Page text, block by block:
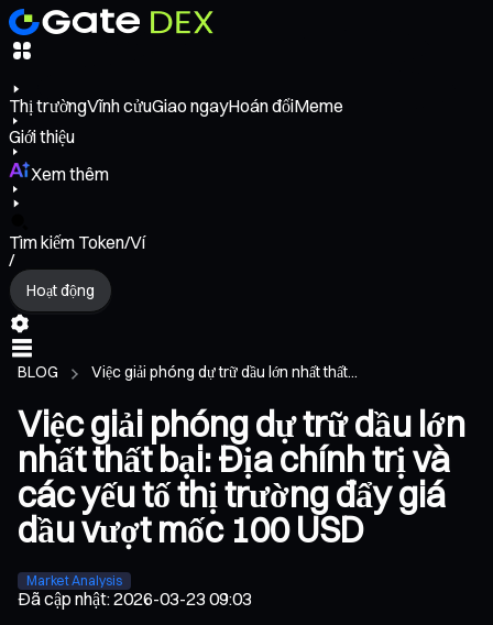
Thị trườngVĩnh cửuGiao ngayHoán đổiMeme
Giới thiệu
Xem thêm
Tìm kiếm Token/Ví
/
Hoạt động
BLOG Việc giải phóng dự trữ dầu lớn nhất thất...
Việc giải phóng dự trữ dầu lớn
nhất thất bại: Địa chính trị và
các yếu tố thị trường đẩy giá
dầu vượt mốc 100 USD
Market Analysis
Đã cập nhật:2026-03-23 09:03